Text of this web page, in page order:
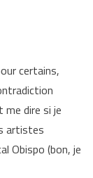
certains,
me dire si je
artistes
Obispo (bon, je